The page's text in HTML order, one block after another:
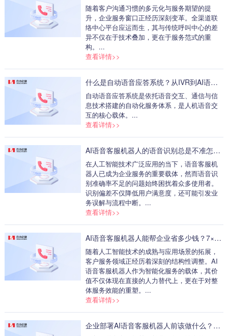
随着客户沟通习惯的多元化与服务期望的提
升，企业服务窗口正经历深刻变革。全渠道联
络中心平台应运而生，其与传统呼叫中心的差
异不仅在于技术叠加，更在于服务范式的重
构。...
查看详情>>
什么是自动语音应答系统？从IVR到AI语音机器人的全面解读
自动语音应答系统是依托语音交互、通信与信
息技术搭建的自动化服务体系，是人机语音交
互的核心载体。...
查看详情>>
AI语音客服机器人的语音识别总是不准怎么办？从环境降噪到模型优化，5个实用解决方案
在人工智能技术广泛应用的当下，语音客服机
器人已成为企业服务的重要载体，然而语音识
别准确率不足的问题始终困扰着众多使用者。
识别偏差不仅降低用户满意度，还可能引发业
务误解与流程中断。...
查看详情>>
AI语音客服机器人能帮企业省多少钱？7×24小时响应效率倍增
随着人工智能技术的成熟与应用场景的拓展，
客户服务领域正经历着深刻的结构性调整。AI
语音客服机器人作为智能化服务的载体，其价
值不仅体现在直接的人力替代上，更在于对整
体服务效能的重塑。...
查看详情>>
企业部署AI语音客服机器人前该做什么？先判断“适合替代什么”，而不是急着替代人工